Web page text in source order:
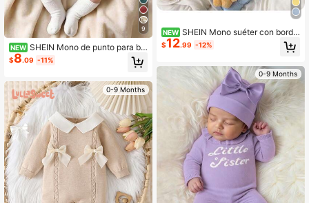
9
NEW SHEIN Mono de punto para be
bé recién nacido, peto de moda y li
ndo, ropa de otoño e invierno
$8.09 -11%
0-9 Months
NEW SHEIN Mono suéter con borda
do de pato para recién nacido
$12.99 -12%
0-9 Months